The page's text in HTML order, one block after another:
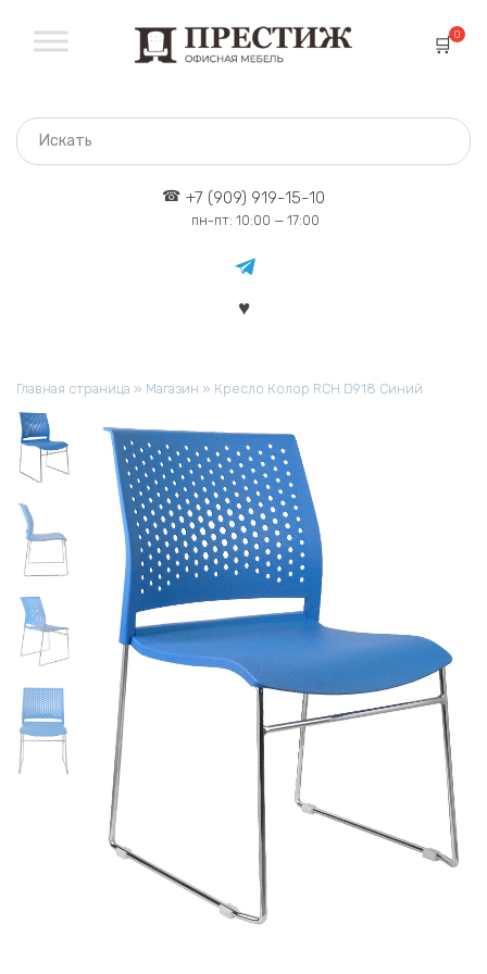
содержанию
0
+7 (909) 919-15-10
пн-пт: 10:00 — 17:00
Главная страница » Магазин » Кресло Колор RCH D918 Синий